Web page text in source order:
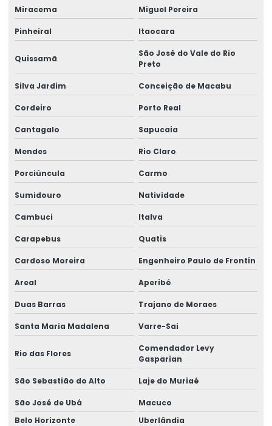
Etiquetas De Qualidade Com Impressão Personalizada
Etiquetas Eletrônicas E Impressas
Etiquetas Em Papel Para Diversos Usos
Etiquetas Para Brindes E Promoções
Etiquetas Para Classificação De Produtos
Etiquetas Para Comércio
Etiquetas Para Embalagens De Produtos
Etiquetas Para Embalagens E Produtos
Etiquetas Para Marcação De Preços
Etiquetas Para Produtos Alimentícios
Etiquetas Para Produtos Artesanais E Industriais
Etiquetas Para Roupas Com Código De Barras
Etiquetas Para Uso Comercial E Industrial
Etiquetas Personalizadas Para Vendas Online
Etiquetas Proporcionais A Preços Acessíveis
Etiquetas Resistentes À Água E Óleo
Fabricação De Etiquetas Adesivas Personalizadas
Miracema Miguel Pereira
Pinheiral Itaocara
Quissamã
São José do Vale do Rio
Preto
Silva Jardim Conceição de Macabu
Cordeiro Porto Real
Cantagalo Sapucaia
Mendes Rio Claro
Porciúncula Carmo
Sumidouro Natividade
Cambuci Italva
Carapebus Quatis
Cardoso Moreira Engenheiro Paulo de Frontin
Areal Aperibé
Duas Barras Trajano de Moraes
Santa Maria Madalena Varre-Sai
Rio das Flores
Comendador Levy
Gasparian
São Sebastião do Alto Laje do Muriaé
São José de Ubá
Macuco
Belo Horizonte
Uberlândia